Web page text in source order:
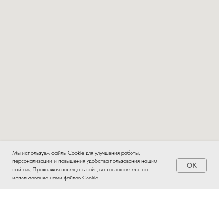
Мы используем файлы Cookie для улучшения работы,
персонализации и повышения удобства пользования нашим
сайтом. Продолжая посещать сайт, вы соглашаетесь на
использование нами файлов Cookie.
OK